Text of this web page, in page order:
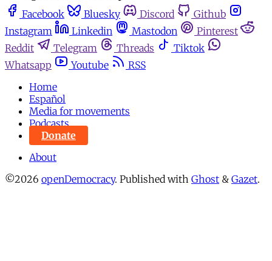
Facebook Bluesky Discord
Github
Instagram
Linkedin Mastodon
Pinterest
Reddit
Telegram Threads
Tiktok
Whatsapp
Youtube
RSS
Home
Español
Media for movements
Podcasts
Donate
About
©2026 openDemocracy. Published with Ghost & Gazet.